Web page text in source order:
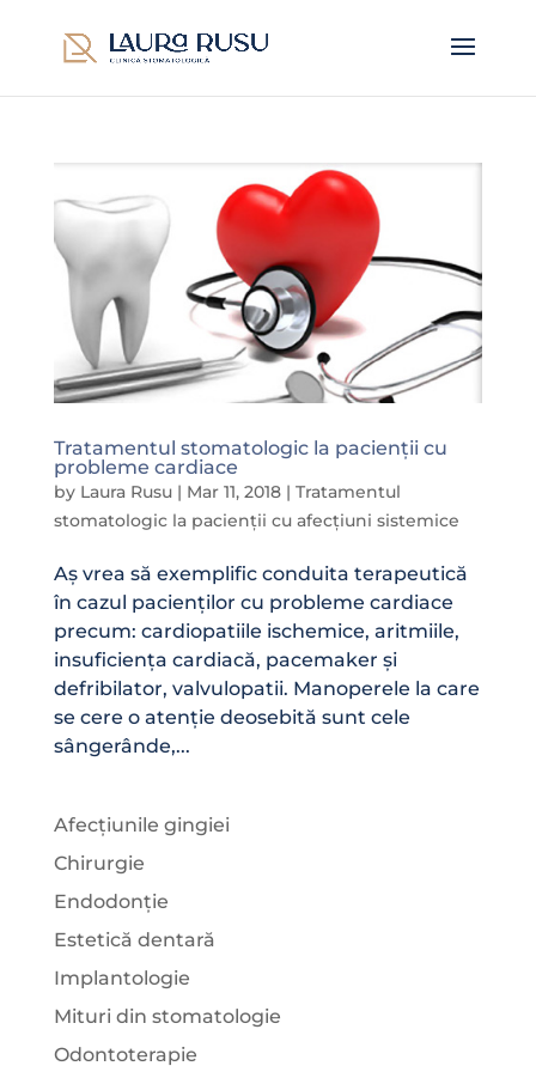
Tratamentul stomatologic la pacienții cu
probleme cardiace
by Laura Rusu| Mar 11, 2018| Tratamentul
stomatologic la pacienții cu afecțiuni sistemice
Aș vrea să exemplific conduita terapeutică
în cazul pacienților cu probleme cardiace
precum: cardiopatiile ischemice, aritmiile,
insuficiența cardiacă, pacemaker și
defribilator, valvulopatii. Manoperele la care
se cere o atenție deosebită sunt cele
sângerânde,...
Afecțiunile gingiei
Chirurgie
Endodonție
Estetică dentară
Implantologie
Mituri din stomatologie
Odontoterapie